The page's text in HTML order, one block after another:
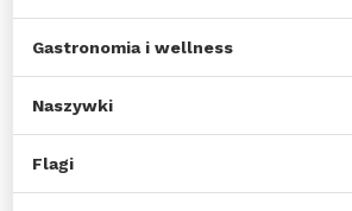
Gastronomia i wellness
Naszywki
Flagi